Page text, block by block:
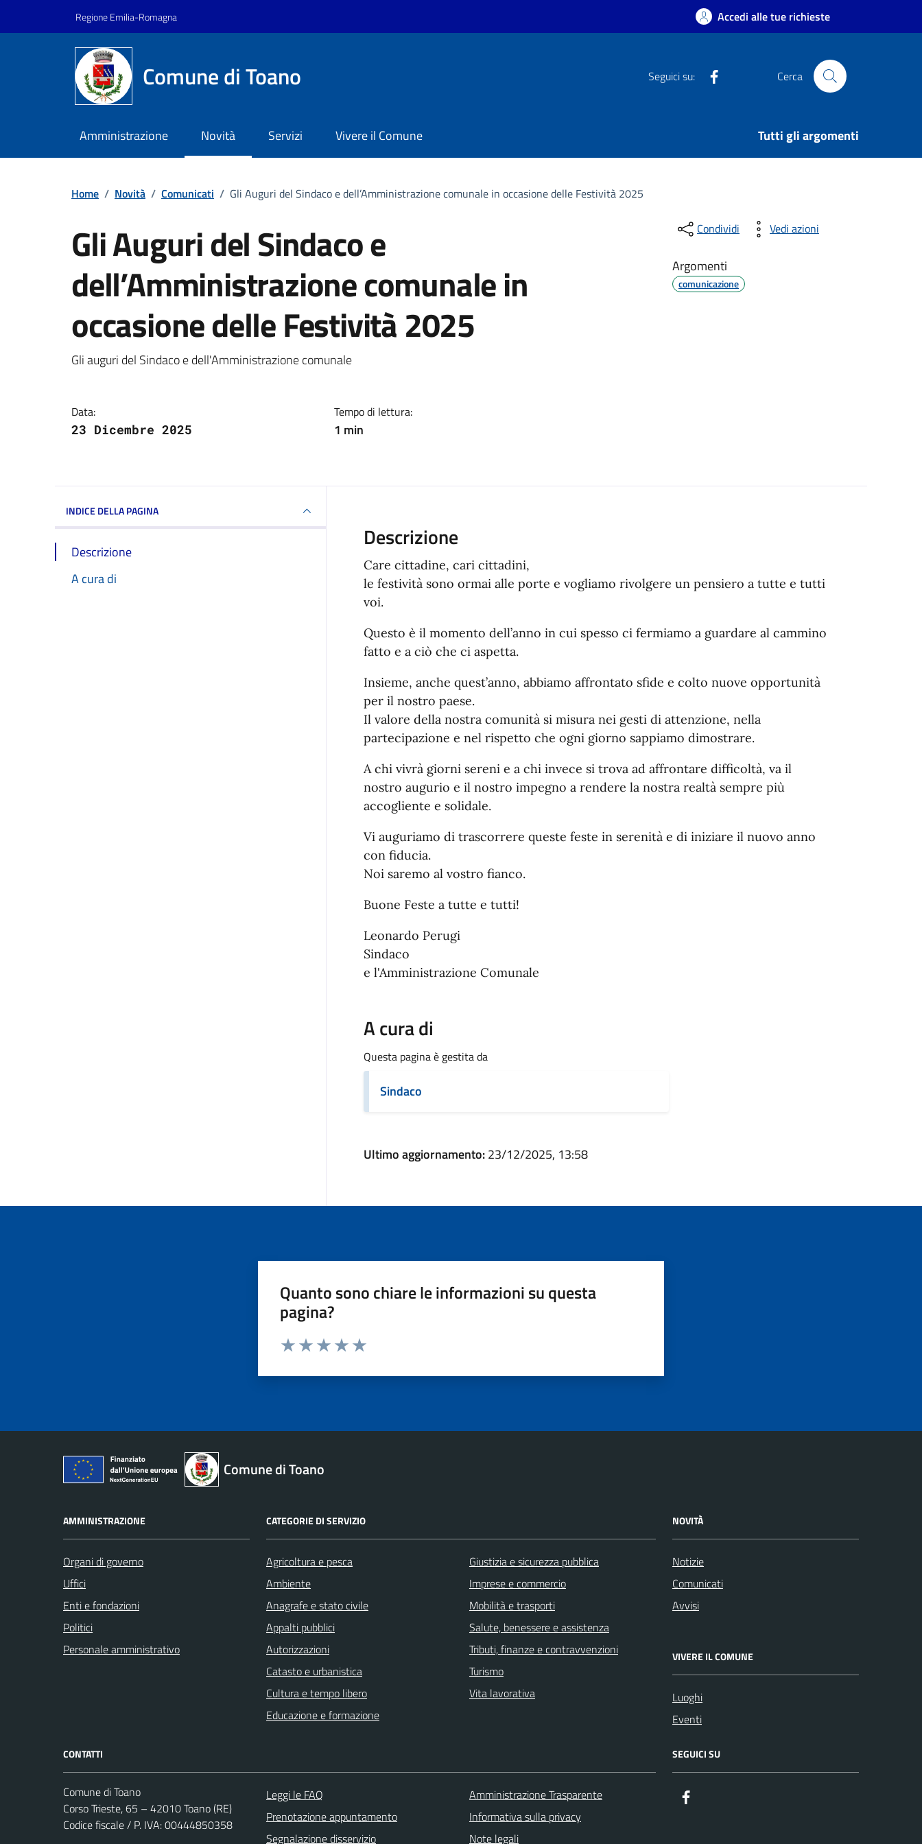
Regione Emilia-Romagna Accedi alle tue richieste
Comune di Toano Seguici su: Cerca
Amministrazione Novità Servizi Vivere il Comune Tutti gli argomenti
Home / Novità / Comunicati / Gli Auguri del Sindaco e dell’Amministrazione comunale in occasione delle Festività 2025
Gli Auguri del Sindaco e
dell’Amministrazione comunale in
occasione delle Festività 2025
Dettagli della notizia
Gli auguri del Sindaco e dell'Amministrazione comunale
Data:
23 Dicembre 2025
Tempo di lettura:
1 min
Condividi Vedi azioni
Argomenti
comunicazione
INDICE DELLA PAGINA
Descrizione
A cura di
Descrizione
Care cittadine, cari cittadini,
le festività sono ormai alle porte e vogliamo rivolgere un pensiero a tutte e tutti
voi.
Questo è il momento dell’anno in cui spesso ci fermiamo a guardare al cammino
fatto e a ciò che ci aspetta.
Insieme, anche quest’anno, abbiamo affrontato sfide e colto nuove opportunità
per il nostro paese.
Il valore della nostra comunità si misura nei gesti di attenzione, nella
partecipazione e nel rispetto che ogni giorno sappiamo dimostrare.
A chi vivrà giorni sereni e a chi invece si trova ad affrontare difficoltà, va il
nostro augurio e il nostro impegno a rendere la nostra realtà sempre più
accogliente e solidale.
Vi auguriamo di trascorrere queste feste in serenità e di iniziare il nuovo anno
con fiducia.
Noi saremo al vostro fianco.
Buone Feste a tutte e tutti!
Leonardo Perugi
Sindaco
e l'Amministrazione Comunale
A cura di
Questa pagina è gestita da
Sindaco
Ultimo aggiornamento:23/12/2025, 13:58
Quanto sono chiare le informazioni su questa
pagina?
Comune di Toano
AMMINISTRAZIONE
Organi di governo
Uffici
Enti e fondazioni
Politici
Personale amministrativo
CATEGORIE DI SERVIZIO
Agricoltura e pesca
Ambiente
Anagrafe e stato civile
Appalti pubblici
Autorizzazioni
Catasto e urbanistica
Cultura e tempo libero
Educazione e formazione
Giustizia e sicurezza pubblica
Imprese e commercio
Mobilità e trasporti
Salute, benessere e assistenza
Tributi, finanze e contravvenzioni
Turismo
Vita lavorativa
NOVITÀ
Notizie
Comunicati
Avvisi
VIVERE IL COMUNE
Luoghi
Eventi
CONTATTI
Comune di Toano
Corso Trieste, 65 – 42010 Toano (RE)
Codice fiscale / P. IVA: 00444850358
Leggi le FAQ
Prenotazione appuntamento
Segnalazione disservizio
Amministrazione Trasparente
Informativa sulla privacy
Note legali
SEGUICI SU